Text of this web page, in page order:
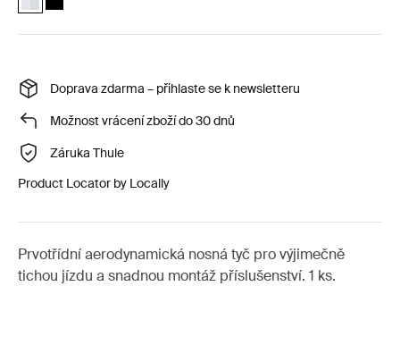
Doprava zdarma – přihlaste se k newsletteru
Možnost vrácení zboží do 30 dnů
Záruka Thule
Product Locator by Locally
Prvotřídní aerodynamická nosná tyč pro výjimečně
tichou jízdu a snadnou montáž příslušenství. 1 ks.